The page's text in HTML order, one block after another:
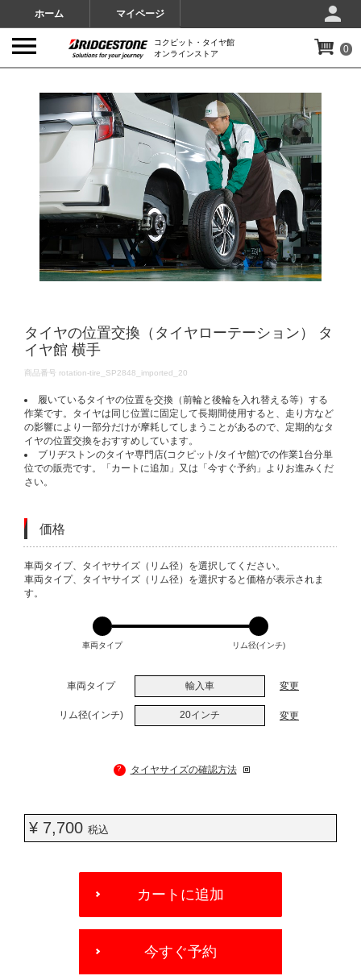
ホーム マイページ
コクピット・タイヤ館
オンラインストア
0
タイヤの位置交換（タイヤローテーション） タ
イヤ館 横手
DETAILS
商品番号 rotation-tire_SP2848_imported_20
履いているタイヤの位置を交換（前輪と後輪を入れ替える等）する
作業です。タイヤは同じ位置に固定して長期間使用すると、走り方など
の影響により一部分だけが摩耗してしまうことがあるので、定期的なタ
イヤの位置交換をおすすめしています。
ブリヂストンのタイヤ専門店(コクピット/タイヤ館)での作業1台分単
位での販売です。「カートに追加」又は「今すぐ予約」よりお進みくだ
さい。
価格
VARIATIONS
車両タイプ、タイヤサイズ（リム径）を選択してください。
車両タイプ、タイヤサイズ（リム径）を選択すると価格が表示されま
す。
車両タイプ リム径(インチ)
車両タイプ 輸入車 変更
リム径(インチ) 20インチ 変更
? タイヤサイズの確認方法
¥ 7,700 税込
OPTIONS
カートに追加
今すぐ予約